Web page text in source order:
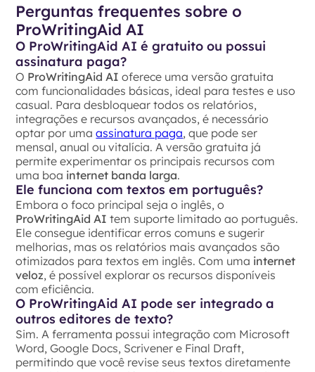
Perguntas frequentes sobre o
ProWritingAid AI
O ProWritingAid AI é gratuito ou possui
assinatura paga?
O ProWritingAid AIoferece uma versão gratuita
com funcionalidades básicas, ideal para testes e uso
casual. Para desbloquear todos os relatórios,
integrações e recursos avançados, é necessário
optar por umaassinatura paga, que pode ser
mensal, anual ou vitalícia. A versão gratuita já
permite experimentar os principais recursos com
uma boa internet banda larga.
Ele funciona com textos em português?
Embora o foco principal seja o inglês, o
ProWritingAid AI tem suporte limitado ao português.
Ele consegue identificar erros comuns e sugerir
melhorias, mas os relatórios mais avançados são
otimizados para textos em inglês. Com uma internet
veloz, é possível explorar os recursos disponíveis
com eficiência.
O ProWritingAid AI pode ser integrado a
outros editores de texto?
Sim. A ferramenta possui integração com Microsoft
Word, Google Docs, Scrivener e Final Draft,
permitindo que você revise seus textos diretamente